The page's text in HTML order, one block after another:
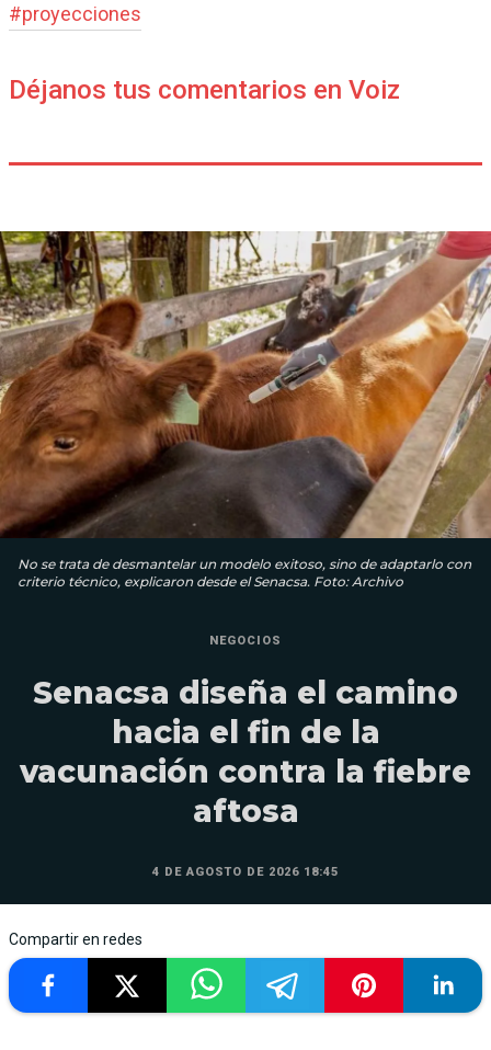
#proyecciones
Déjanos tus comentarios en Voiz
No se trata de desmantelar un modelo exitoso, sino de adaptarlo con
criterio técnico, explicaron desde el Senacsa. Foto: Archivo
NEGOCIOS
Senacsa diseña el camino
hacia el fin de la
vacunación contra la fiebre
aftosa
4 DE AGOSTO DE 2026 18:45
Compartir en redes